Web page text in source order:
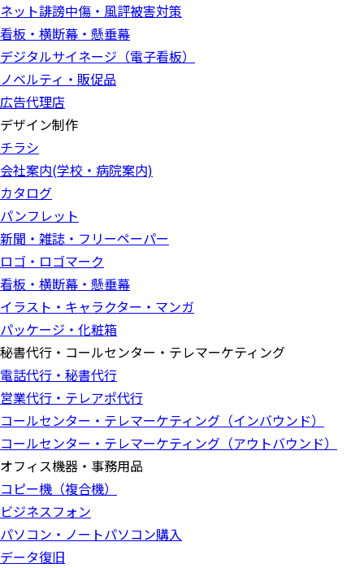
ネット誹謗中傷・風評被害対策
看板・横断幕・懸垂幕
デジタルサイネージ（電子看板）
ノベルティ・販促品
広告代理店
デザイン制作
チラシ
会社案内(学校・病院案内)
カタログ
パンフレット
新聞・雑誌・フリーペーパー
ロゴ・ロゴマーク
看板・横断幕・懸垂幕
イラスト・キャラクター・マンガ
パッケージ・化粧箱
秘書代行・コールセンター・テレマーケティング
電話代行・秘書代行
営業代行・テレアポ代行
コールセンター・テレマーケティング（インバウンド）
コールセンター・テレマーケティング（アウトバウンド）
オフィス機器・事務用品
コピー機（複合機）
ビジネスフォン
パソコン・ノートパソコン購入
データ復旧